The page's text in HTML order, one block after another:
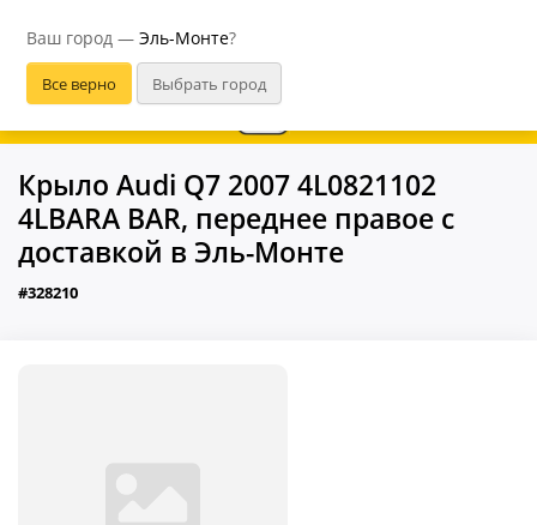
Ваш город — Эль-Монте?
Крыло Audi Q7 2007 4L0821102
4LBARA BAR, переднее правое с
доставкой в Эль-Монте
#328210